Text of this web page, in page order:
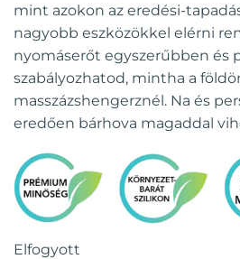
mint azokon az eredési-
nagyobb eszközökkel elérni
nyomáserőt egyszerűbben és
szabályozhatod, mintha a
masszázshengerznél. Na és
eredően bárhova magaddal
Elfogyott